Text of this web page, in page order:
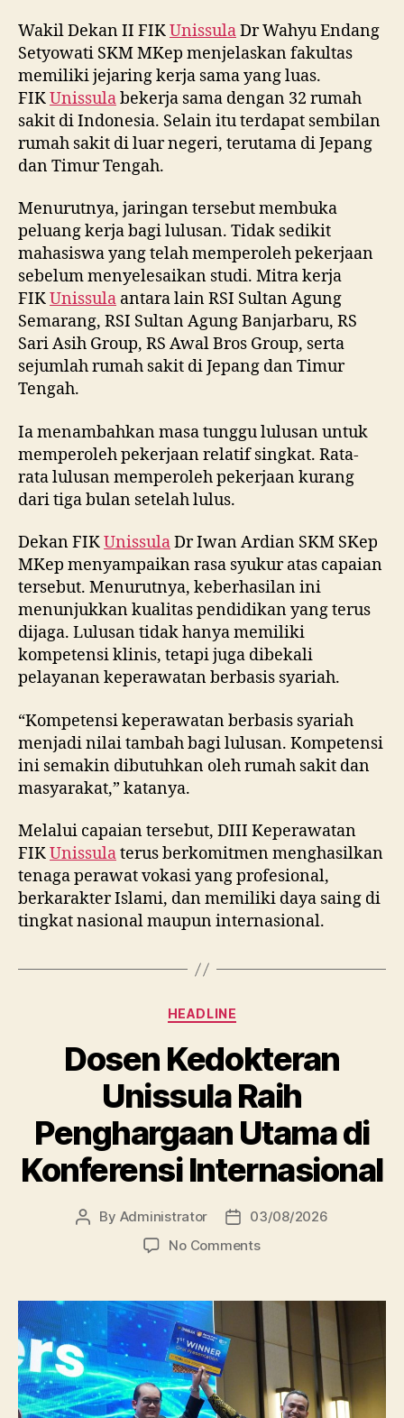
Wakil Dekan II FIKUnissulaDr Wahyu Endang
Setyowati SKM MKep menjelaskan fakultas
memiliki jejaring kerja sama yang luas.
FIKUnissulabekerja sama dengan 32 rumah
sakit di Indonesia. Selain itu terdapat sembilan
rumah sakit di luar negeri, terutama di Jepang
dan Timur Tengah.
Menurutnya, jaringan tersebut membuka
peluang kerja bagi lulusan. Tidak sedikit
mahasiswa yang telah memperoleh pekerjaan
sebelum menyelesaikan studi. Mitra kerja
FIKUnissula antara lain RSI Sultan Agung
Semarang, RSI Sultan Agung Banjarbaru, RS
Sari Asih Group, RS Awal Bros Group, serta
sejumlah rumah sakit di Jepang dan Timur
Tengah.
Ia menambahkan masa tunggu lulusan untuk
memperoleh pekerjaan relatif singkat. Rata-
rata lulusan memperoleh pekerjaan kurang
dari tiga bulan setelah lulus.
Dekan FIKUnissulaDr Iwan Ardian SKM SKep
MKep menyampaikan rasa syukur atas capaian
tersebut. Menurutnya, keberhasilan ini
menunjukkan kualitas pendidikan yang terus
dijaga. Lulusan tidak hanya memiliki
kompetensi klinis, tetapi juga dibekali
pelayanan keperawatan berbasis syariah.
“Kompetensi keperawatan berbasis syariah
menjadi nilai tambah bagi lulusan. Kompetensi
ini semakin dibutuhkan oleh rumah sakit dan
masyarakat,” katanya.
Melalui capaian tersebut, DIII Keperawatan
FIKUnissulaterus berkomitmen menghasilkan
tenaga perawat vokasi yang profesional,
berkarakter Islami, dan memiliki daya saing di
tingkat nasional maupun internasional.
Categories
HEADLINE
Dosen Kedokteran
Unissula Raih
Penghargaan Utama di
Konferensi Internasional
Post
By Administrator
Post03/08/2026
No Commentson
Unissula
Raih
Penghargaan
Utama
di
Konferensi